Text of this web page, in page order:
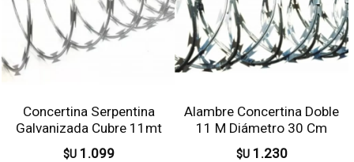
Concertina Serpentina
Galvanizada Cubre 11mt
Doble Filo 30cm
$U 1.099
Alambre Concertina Doble
11 M Diámetro 30 Cm
$U 1.230